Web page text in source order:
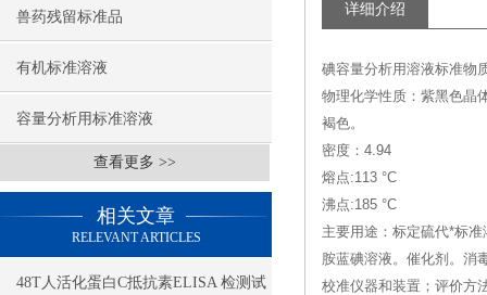
兽药残留标准品
有机标准溶液
容量分析用标准溶液
查看更多 >>
相关文章
RELEVANT ARTICLES
48T人活化蛋白C抵抗素ELISA 检测试
详细介绍
碘容量分析用溶液标准物
物理化学性质：紫黑色晶
褐色。
密度：4.94
熔点:113 °C
沸点:185 °C
主要用途：标定硫代*标
胺蓝碘溶液。催化剂。消
校准仪器和装置；评价方